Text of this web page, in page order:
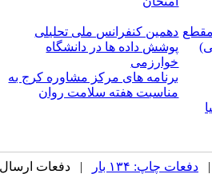
دهمین کنفرانس ملی تحلیلی
پوشش داده ها در دانشگاه
خوارزمی
برنامه های مرکز مشاوره کرج به
مناسبت هفته سلامت روان
دفعات چاپ: ۱۳۴ بار
| دفعات ارسال